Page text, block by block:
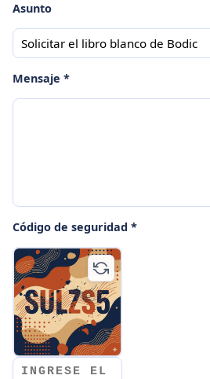
Asunto
Mensaje *
Código de seguridad *